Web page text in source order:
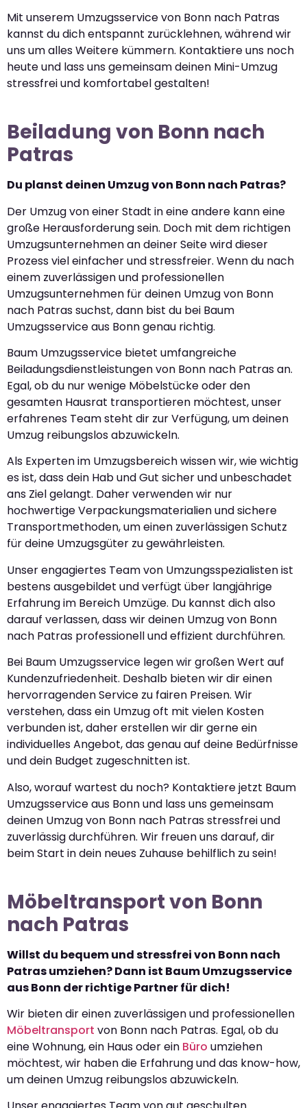
Mit unserem Umzugsservice von Bonn nach Patras
kannst du dich entspannt zurücklehnen, während wir
uns um alles Weitere kümmern. Kontaktiere uns noch
heute und lass uns gemeinsam deinen Mini-Umzug
stressfrei und komfortabel gestalten!
Beiladung von Bonn nach
Patras
Du planst deinen Umzug von Bonn nach Patras?
Der Umzug von einer Stadt in eine andere kann eine
große Herausforderung sein. Doch mit dem richtigen
Umzugsunternehmen an deiner Seite wird dieser
Prozess viel einfacher und stressfreier. Wenn du nach
einem zuverlässigen und professionellen
Umzugsunternehmen für deinen Umzug von Bonn
nach Patras suchst, dann bist du bei Baum
Umzugsservice aus Bonn genau richtig.
Baum Umzugsservice bietet umfangreiche
Beiladungsdienstleistungen von Bonn nach Patras an.
Egal, ob du nur wenige Möbelstücke oder den
gesamten Hausrat transportieren möchtest, unser
erfahrenes Team steht dir zur Verfügung, um deinen
Umzug reibungslos abzuwickeln.
Als Experten im Umzugsbereich wissen wir, wie wichtig
es ist, dass dein Hab und Gut sicher und unbeschadet
ans Ziel gelangt. Daher verwenden wir nur
hochwertige Verpackungsmaterialien und sichere
Transportmethoden, um einen zuverlässigen Schutz
für deine Umzugsgüter zu gewährleisten.
Unser engagiertes Team von Umzungsspezialisten ist
bestens ausgebildet und verfügt über langjährige
Erfahrung im Bereich Umzüge. Du kannst dich also
darauf verlassen, dass wir deinen Umzug von Bonn
nach Patras professionell und effizient durchführen.
Bei Baum Umzugsservice legen wir großen Wert auf
Kundenzufriedenheit. Deshalb bieten wir dir einen
hervorragenden Service zu fairen Preisen. Wir
verstehen, dass ein Umzug oft mit vielen Kosten
verbunden ist, daher erstellen wir dir gerne ein
individuelles Angebot, das genau auf deine Bedürfnisse
und dein Budget zugeschnitten ist.
Also, worauf wartest du noch? Kontaktiere jetzt Baum
Umzugsservice aus Bonn und lass uns gemeinsam
deinen Umzug von Bonn nach Patras stressfrei und
zuverlässig durchführen. Wir freuen uns darauf, dir
beim Start in dein neues Zuhause behilflich zu sein!
Möbeltransport von Bonn
nach Patras
Willst du bequem und stressfrei von Bonn nach
Patras umziehen? Dann ist Baum Umzugsservice
aus Bonn der richtige Partner für dich!
Wir bieten dir einen zuverlässigen und professionellen
Möbeltransport von Bonn nach Patras. Egal, ob du
eine Wohnung, ein Haus oder ein Büro umziehen
möchtest, wir haben die Erfahrung und das know-how,
um deinen Umzug reibungslos abzuwickeln.